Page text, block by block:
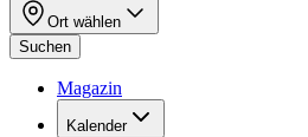
Ort wählen
Suchen
Magazin
Kalender